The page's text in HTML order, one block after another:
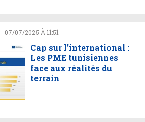
07/07/2025 À 11:51
Cap sur l’international :
Les PME tunisiennes
face aux réalités du
terrain